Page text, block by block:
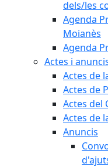
dels/les
Agenda
Moianès
Agenda
Actes i
Actes de
Actes de
Actes del
Actes de
Anuncis